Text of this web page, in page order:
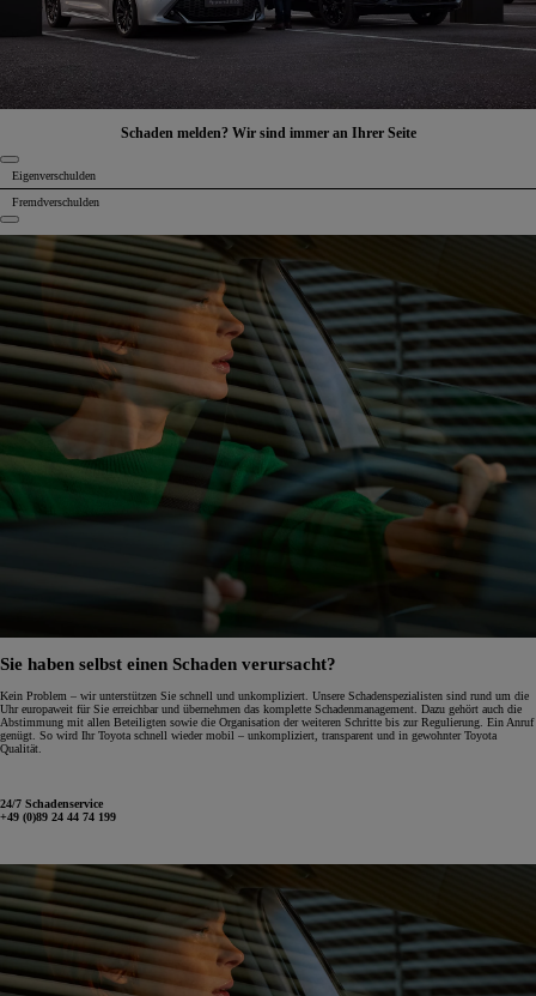
Schaden melden? Wir sind immer an Ihrer Seite
Eigenverschulden
Fremdverschulden
Sie haben selbst einen Schaden verursacht?
Kein Problem – wir unterstützen Sie schnell und unkompliziert. Unsere Schadenspezialisten sind rund um die
Uhr europaweit für Sie erreichbar und übernehmen das komplette Schadenmanagement. Dazu gehört auch die
Abstimmung mit allen Beteiligten sowie die Organisation der weiteren Schritte bis zur Regulierung. Ein Anruf
genügt. So wird Ihr Toyota schnell wieder mobil – unkompliziert, transparent und in gewohnter Toyota
Qualität.
24/7 Schadenservice
+49 (0)89 24 44 74 199